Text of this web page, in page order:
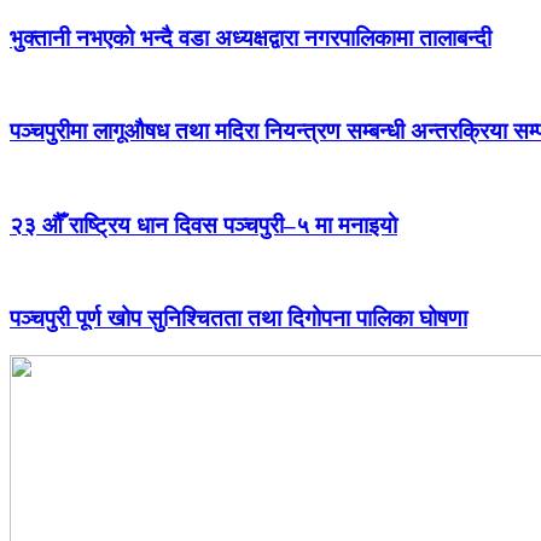
भुक्तानी नभएको भन्दै वडा अध्यक्षद्वारा नगरपालिकामा तालाबन्दी
पञ्चपुरीमा लागूऔषध तथा मदिरा नियन्त्रण सम्बन्धी अन्तरक्रिया
२३ औँ राष्ट्रिय धान दिवस पञ्चपुरी–५ मा मनाइयाे
पञ्चपुरी पूर्ण खोप सुनिश्चितता तथा दिगोपना पालिका घोषणा